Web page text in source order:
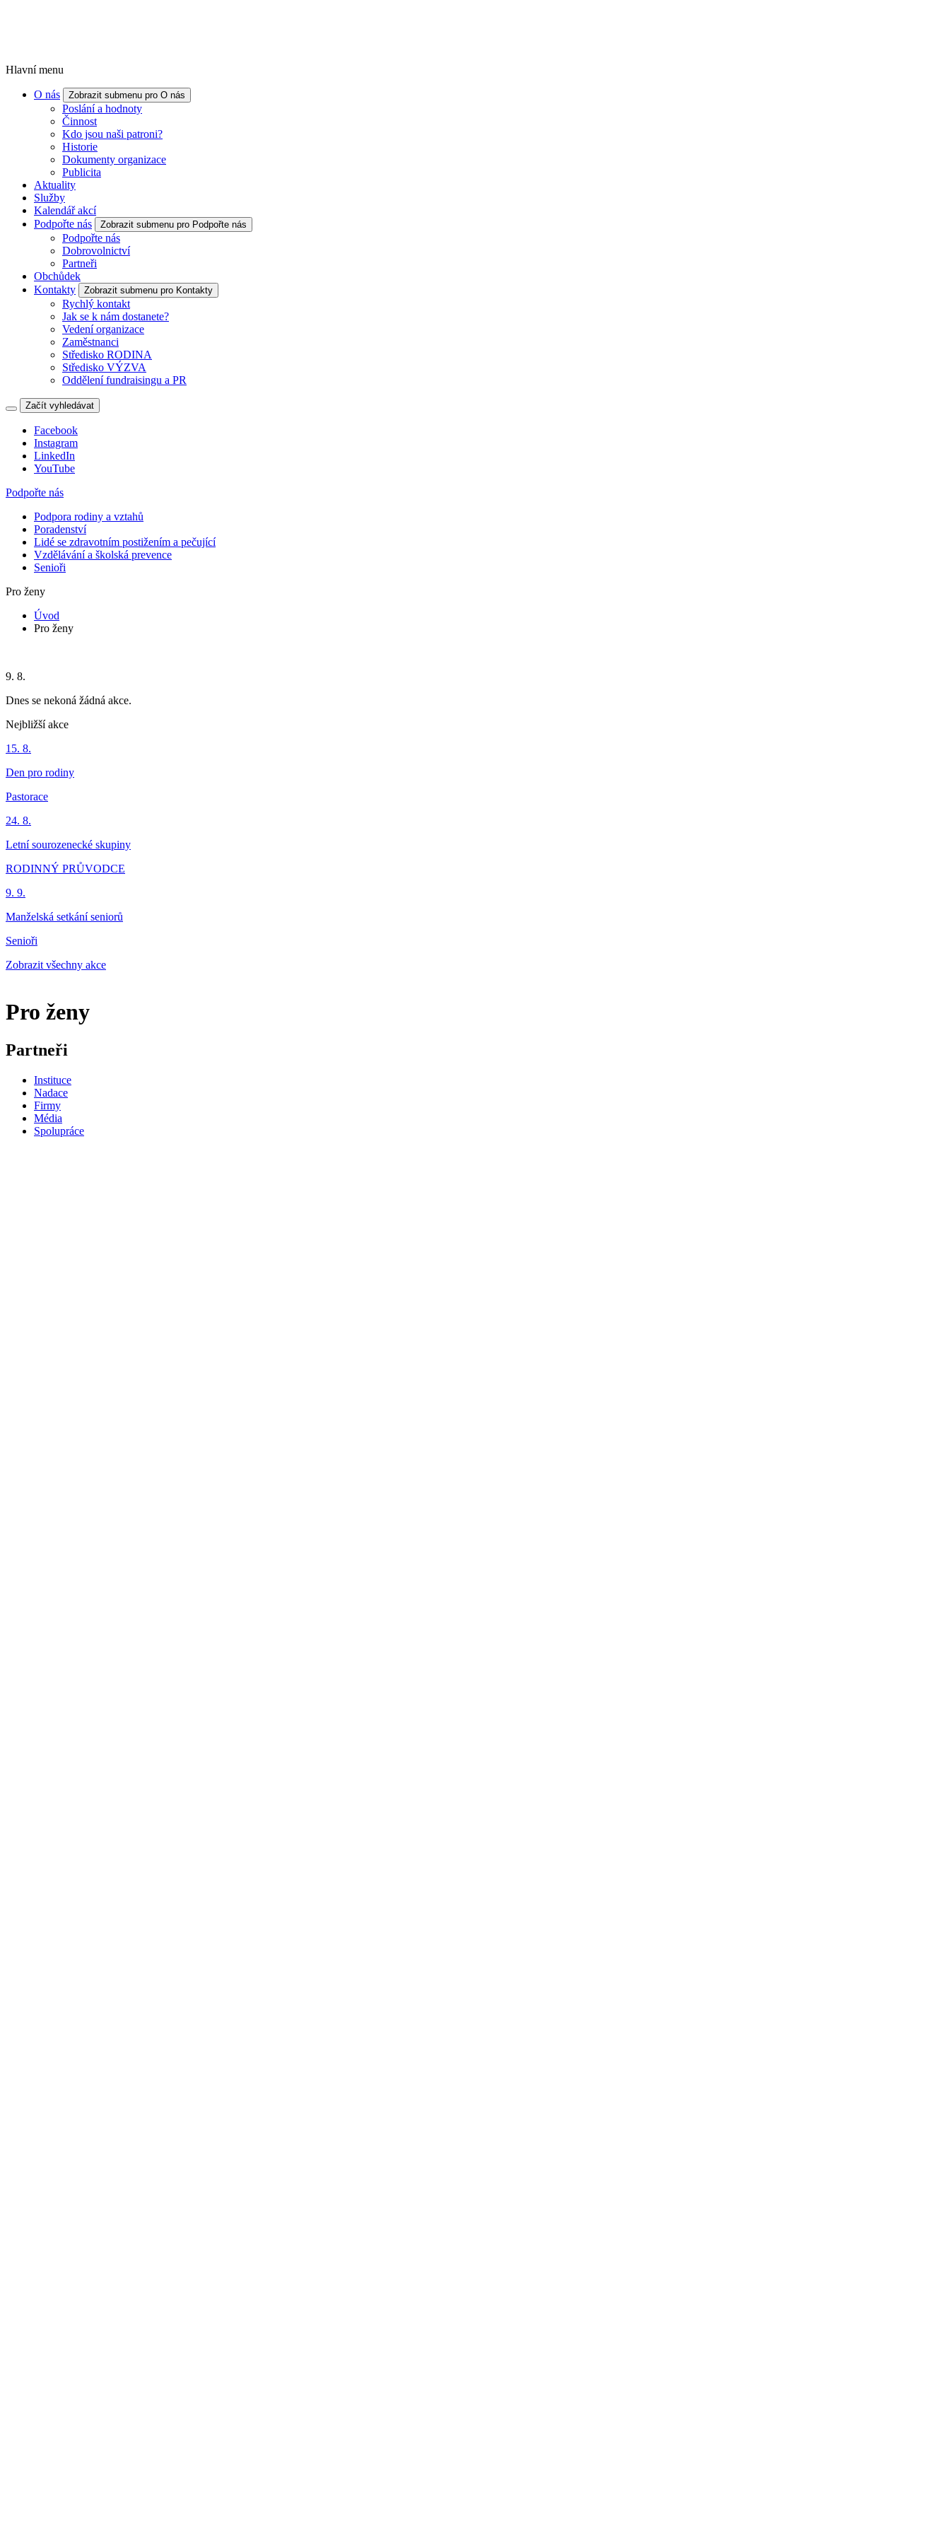
Hlavní menu
O nás Zobrazit submenu pro O nás
Poslání a hodnoty
Činnost
Kdo jsou naši patroni?
Historie
Dokumenty organizace
Publicita
Aktuality
Služby
Kalendář akcí
Podpořte nás
Zobrazit submenu pro Podpořte nás
Podpořte nás
Dobrovolnictví
Partneři
Obchůdek
Kontakty
Zobrazit submenu pro Kontakty
Rychlý kontakt
Jak se k nám dostanete?
Vedení organizace
Zaměstnanci
Středisko RODINA
Středisko VÝZVA
Oddělení fundraisingu a PR
Začít vyhledávat
Facebook
Instagram
LinkedIn
YouTube
Podpořte nás
Podpora rodiny a vztahů
Poradenství
Lidé se zdravotním postižením a pečující
Vzdělávání a školská prevence
Senioři
Pro ženy
Úvod
Pro ženy
9. 8.
Dnes se nekoná žádná akce.
Nejbližší akce
15. 8.
Den pro rodiny
Pastorace
24. 8.
Letní sourozenecké skupiny
RODINNÝ PRŮVODCE
9. 9.
Manželská setkání seniorů
Senioři
Zobrazit všechny akce
Pro ženy
Partneři
Instituce
Nadace
Firmy
Média
Spolupráce